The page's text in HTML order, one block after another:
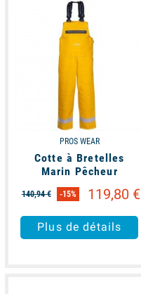
PROS WEAR
Cotte à Bretelles
Marin Pêcheur
140,94 € -15% 119,80 €
Plus de détails